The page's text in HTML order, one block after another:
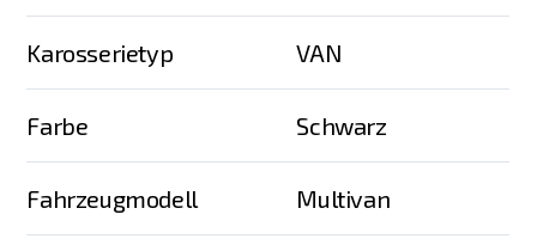
Karosserietyp VAN
Farbe Schwarz
Fahrzeugmodell Multivan